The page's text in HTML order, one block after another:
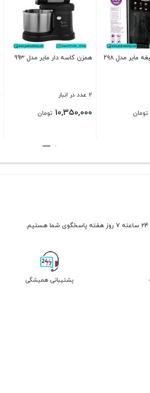
تومان
همزن کاسه دار مایر مدل 993
2 عدد در انبار
10,350,000 تومان
پشتیبانی همیشگی